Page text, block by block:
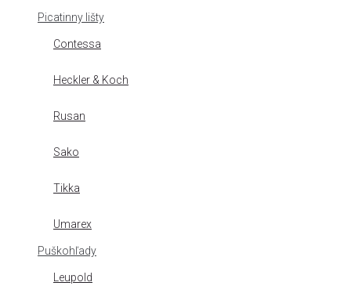
Picatinny lišty
Contessa
Heckler & Koch
Rusan
Sako
Tikka
Umarex
Puškohľady
Leupold